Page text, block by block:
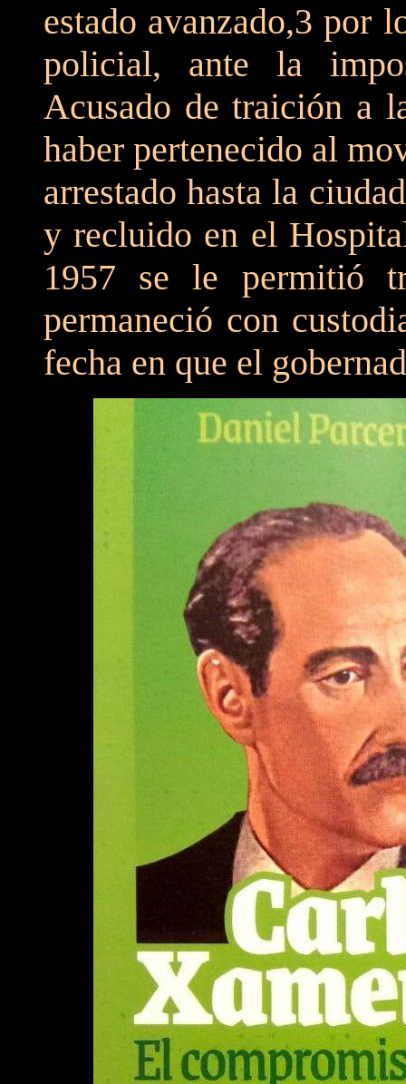
estado avanzado,3 por
policial, ante la
Acusado de traición a
haber pertenecido al
arrestado hasta la
y recluido en el
1957 se le permitió
permaneció con
fecha en que el